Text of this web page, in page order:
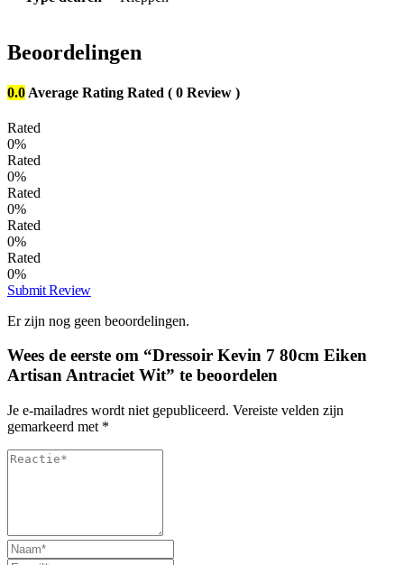
Beoordelingen
0.0 Average Rating Rated ( 0 Review )
Rated
0%
Rated
0%
Rated
0%
Rated
0%
Rated
0%
Submit Review
Er zijn nog geen beoordelingen.
Wees de eerste om “Dressoir Kevin 7 80cm Eiken
Artisan Antraciet Wit” te beoordelen
Je e-mailadres wordt niet gepubliceerd. Vereiste velden zijn
gemarkeerd met *